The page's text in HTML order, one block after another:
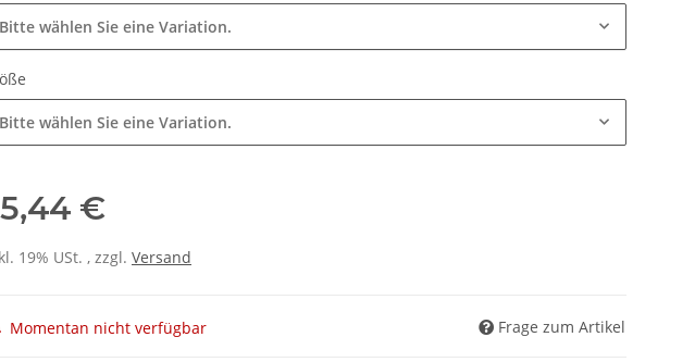
Bitte wählen Sie eine Variation.
Bitte wählen Sie eine Variation.
€
19% USt. , zzgl. Versand
Momentan nicht verfügbar Frage zum Artikel